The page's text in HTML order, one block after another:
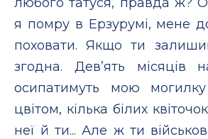
я помру в Ерзурумі, мене
поховати. Якщо ти
згодна. Дев’ять місяців
осипатимуть мою
цвітом, кілька білих
неї й ти... Але ж ти